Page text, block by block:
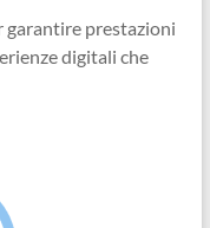
garantire prestazioni
digitali che